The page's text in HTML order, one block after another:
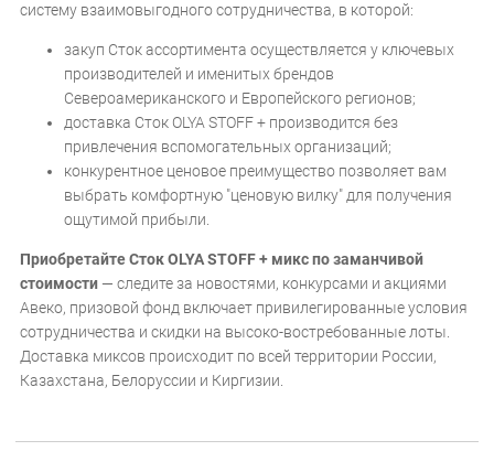
систему взаимовыгодного сотрудничества, в которой:
закуп Сток ассортимента осуществляется у ключевых
производителей и именитых брендов
Североамериканского и Европейского регионов;
доставка Сток OLYA STOFF + производится без
привлечения вспомогательных организаций;
конкурентное ценовое преимущество позволяет вам
выбрать комфортную "ценовую вилку" для получения
ощутимой прибыли.
Приобретайте Сток OLYA STOFF + микс по заманчивой
стоимости — следите за новостями, конкурсами и акциями
Авеко, призовой фонд включает привилегированные условия
сотрудничества и скидки на высоко-востребованные лоты.
Доставка миксов происходит по всей территории России,
Казахстана, Белоруссии и Киргизии.